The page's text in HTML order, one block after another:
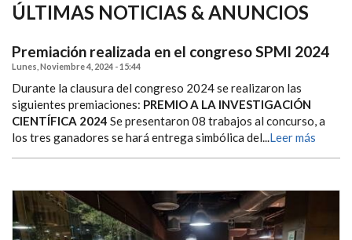
ÚLTIMAS NOTICIAS & ANUNCIOS
Premiación realizada en el congreso SPMI 2024
Lunes, Noviembre 4, 2024 - 15:44
Durante la clausura del congreso 2024 se realizaron las
siguientes premiaciones: PREMIO A LA INVESTIGACIÓN
CIENTÍFICA 2024 Se presentaron 08 trabajos al concurso, a
los tres ganadores se hará entrega simbólica del...Leer más